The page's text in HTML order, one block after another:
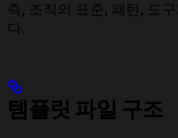
즉, 조직의 표준, 패턴, 도
다.
템플릿 파일 구조